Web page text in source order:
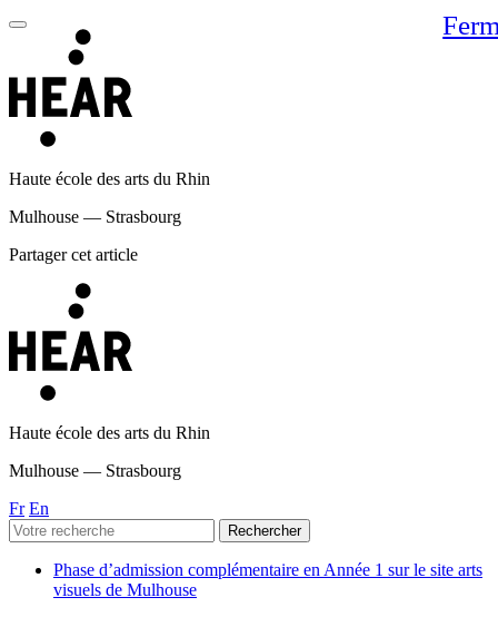
Haute école des arts du Rhin
Mulhouse — Strasbourg
Partager cet article
Haute école des arts du Rhin
Mulhouse — Strasbourg
Fr En
Phase d’admission complémentaire en Année 1 sur le site arts
visuels de Mulhouse